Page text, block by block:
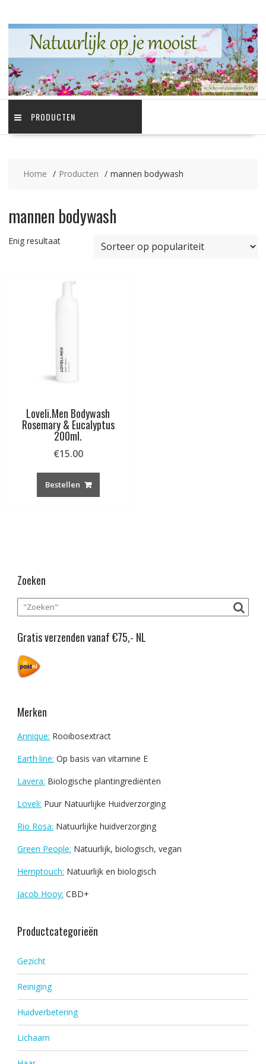
de
PRODUCTEN
Home Producten mannen bodywash
mannen bodywash
Enig resultaat
Loveli.Men Bodywash
Rosemary & Eucalyptus
200ml.
€15.00
Bestellen
Zoeken
Gratis verzenden vanaf €75,- NL
Merken
Annique: Rooibosextract
Earth·line: Op basis van vitamine E
Lavera: Biologische plantingrediënten
Loveli: Puur Natuurlijke Huidverzorging
Rio Rosa: Natuurlijke huidverzorging
Green People: Natuurlijk, biologisch, vegan
Hemptouch: Natuurlijk en biologisch
Jacob Hooy: CBD+
Productcategorieën
Gezicht
Reiniging
Huidverbetering
Lichaam